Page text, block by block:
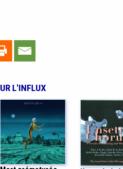
L'INFLUX